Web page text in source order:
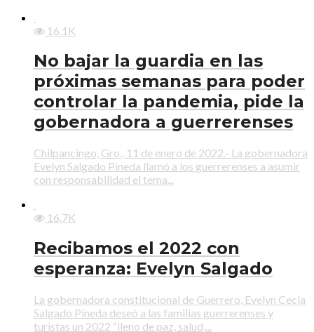
16.1K
No bajar la guardia en las
próximas semanas para poder
controlar la pandemia, pide la
gobernadora a guerrerenses
Chilpancingo, Gro., 11 de enero de 2022.- La gobernadora
Evelyn Salgado Pineda llamó a los guerrerenses a asumir
con responsabilidad el tema...
16.7K
Recibamos el 2022 con
esperanza: Evelyn Salgado
La gobernadora constitucional de Guerrero, Evelyn Cecia
Salgado Pineda deseó a las familias guerrerenses y
turistas un 2022 “lleno de paz, salud,...